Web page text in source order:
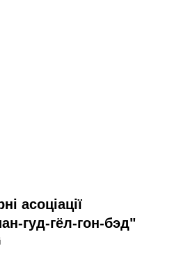
асоціації
гуд-гёл-гон-бэд"